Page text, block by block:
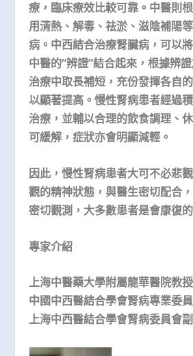
療，臨床療效比較可靠。中醫則
用清熱、解毒、祛淤、滋陰補陽
病。中西結合治療腎臟病，可以
中醫的“辨證”結合起來，根據辨
治療中取長補短，充份發揮各自
以顯著提高。慢性腎病患者經過
治療，並輔以合理的飲食調理、
可緩解，症狀亦會明顯減輕。
因此，慢性腎病患者大可不必悲
觀的精神狀態，與醫生密切配合
密切觀測，大多數患者是會康復的
專家介紹
上海中醫藥大學附屬龍華醫院教
中國中西醫結合學會腎病專業委
上海中西醫結合學會腎病委員會